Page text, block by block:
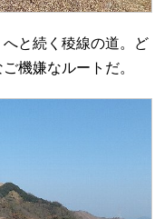
と続く稜線の道。ど
機嫌なルートだ。